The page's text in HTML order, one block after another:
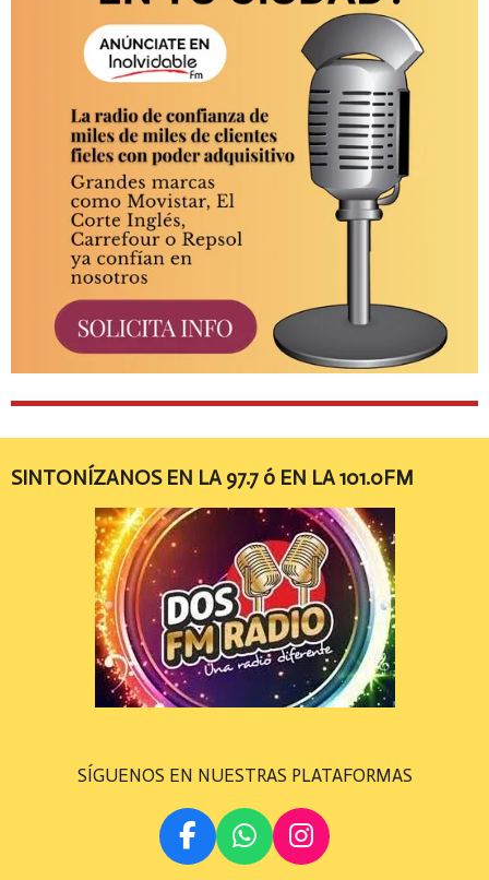
SINTONÍZANOS EN LA 97.7 ó EN LA 101.0FM
SÍGUENOS EN NUESTRAS PLATAFORMAS
F
A
W
H
I
N